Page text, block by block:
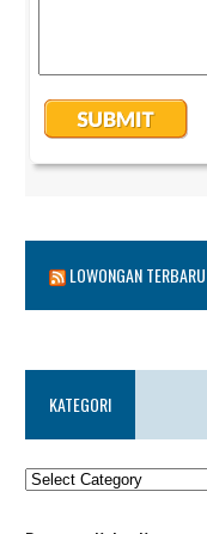
LOWONGAN
KATEGORI
KATEGORI